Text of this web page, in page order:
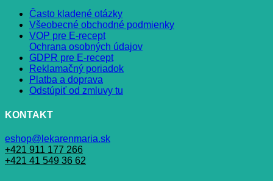
Často kladené otázky
Všeobecné obchodné podmienky
VOP pre E-recept
Ochrana osobných údajov
GDPR pre E-recept
Reklamačný poriadok
Platba a doprava
Odstúpiť od zmluvy tu
KONTAKT
eshop@lekarenmaria.sk
+421 911 177 266
+421 41 549 36 62